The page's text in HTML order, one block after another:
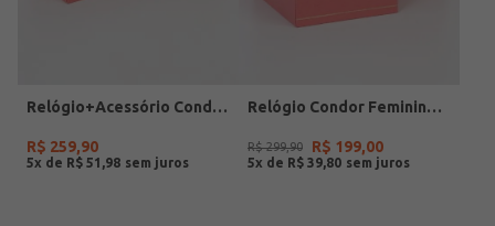
Relógio+Acessório Condor Feminino PRATA
R$ 259,90
5x de R$ 51 98
Relógio Condor Feminino PRATA
R$ 299,90 R$ 199,00
5x de R$ 39 80